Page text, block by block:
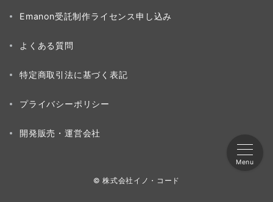
Emanon受託制作ライセンス申し込み
よくある質問
特定商取引法に基づく表記
プライバシーポリシー
開発販売・運営会社
© 株式会社イノ・コード
Menu